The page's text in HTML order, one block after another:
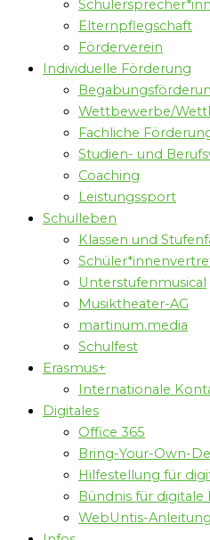
Elternpflegschaft
Förderverein
Individuelle Förderung
Wettbewerbe/
Fachliche
Studien- und
Coaching
Leistungssport
Schulleben
Klassen und
Unterstufenmusical
Musiktheater-AG
martinum.media
Schulfest
Erasmus+
Internationale
Digitales
Office 365
Bring-Your-Own-
Hilfestellung für
Bündnis für digitale
WebUntis-